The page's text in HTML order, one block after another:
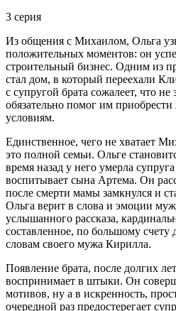
3 серия
Из общения с Михаилом, Ольга
положительных моментов: он
строительный бизнес. Одним из
стал дом, в который переехали
с супругой брата сожалеет, что
обязательно помог им
условиям.
Единственное, чего не хватает
это полной семьи. Ольге
время назад у него умерла
воспитывает сына Артема. Он
после смерти мамы замкнулся и
Ольга верит в слова и эмоции
услышанного рассказа,
составленное, по большому счету
словам своего мужа Кирилла.
Появление брата, после долгих
воспринимает в штыки. Он
мотивов, ну а в искренность,
очередной раз предостерегает